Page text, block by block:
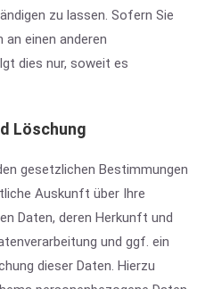
zu lassen. Sofern Sie
an einen anderen
dies nur, soweit es
Löschung
gesetzlichen Bestimmungen
Auskunft über Ihre
Daten, deren Herkunft und
und ggf. ein
dieser Daten. Hierzu